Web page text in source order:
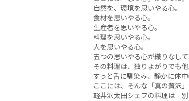
自然を、環境を思いやる心。
食材を思いやる心。
生産者を思いやる心。
料理を思いやる心。
人を思いやる心。
五つの思いやる心が織りなして
その料理は、独りよがりでも
すっと舌に馴染み、静かに体
ここには、そんな「真の贅沢」
軽井沢太田シェフの料理は